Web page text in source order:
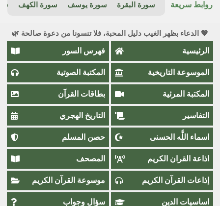
روابط سريعة سورة البقرة سورة يوسف سورة الكهف
💖 الدعاء بظهر الغيب دليل المحبة، فلا تنسونا من دعوة صالحة 🌿
الرئيسية فهرس السور
الموسوعة التاريخية المكتبة الصوتية
المكتبة المرئية بطاقات القرآن
التفاسير التاريخ الهجري
اسماء اللَّٰه الحسنى حصن المسلم
اذاعة القران الكريم المصحف
إذاعات القرآن الكريم موسوعة القرآن الكريم
اساسيات الدين سؤال وجواب